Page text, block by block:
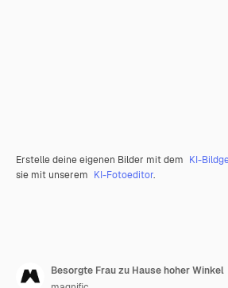
Erstelle deine eigenen Bilder mit dem KI-
sie mit unserem KI-Fotoeditor.
Besorgte Frau zu Hause hoher Winkel